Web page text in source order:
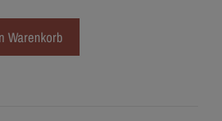
Warenkorb